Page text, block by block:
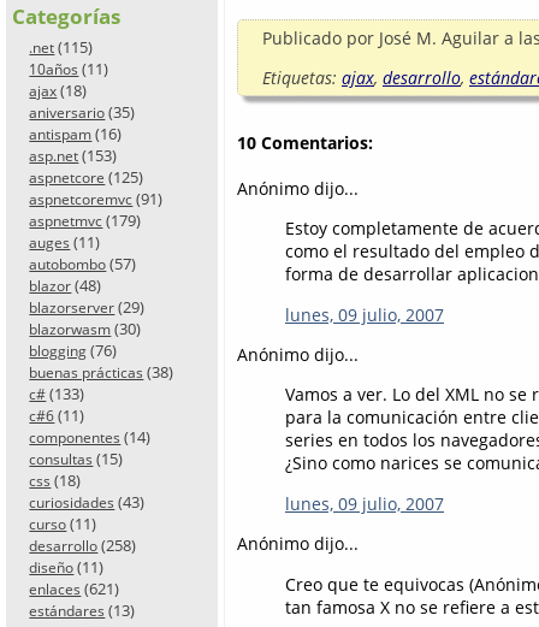
Categorías
.net (115)
10años (11)
ajax (18)
aniversario (35)
antispam (16)
asp.net (153)
aspnetcore (125)
aspnetcoremvc (91)
aspnetmvc (179)
auges (11)
autobombo (57)
blazor (48)
blazorserver (29)
blazorwasm (30)
blogging (76)
buenas prácticas (38)
c# (133)
c#6 (11)
componentes (14)
consultas (15)
css (18)
curiosidades (43)
curso (11)
desarrollo (258)
diseño (11)
enlaces (621)
estándares (13)
Publicado por José M. Aguilar a
Etiquetas: ajax, desarrollo,
10 Comentarios:
Anónimo dijo...
Estoy completamente de
como el resultado del empleo
forma de desarrollar
lunes, 09 julio, 2007
Anónimo dijo...
Vamos a ver. Lo del XML no
para la comunicación entre
series en todos los
¿Sino como narices se
lunes, 09 julio, 2007
Anónimo dijo...
Creo que te equivocas
tan famosa X no se refiere a